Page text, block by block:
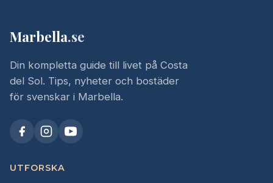
Marbella.se
Din kompletta guide till livet på Costa
del Sol. Tips, nyheter och bostäder
för svenskar i Marbella.
UTFORSKA